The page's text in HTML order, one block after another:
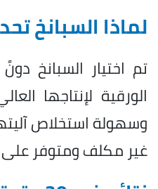
لماذا السبانخ
تم اختيار السبانخ
الورقية لإنتاجها
وسهولة استخلاص
غير مكلف ومتوفر